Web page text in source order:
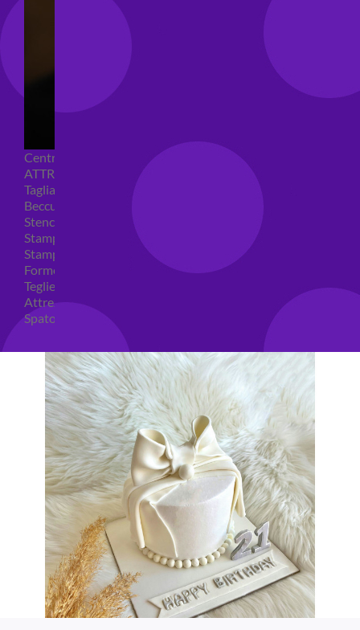
Centrini e Sacchetti Alimentari
ATTREZZI PER DOLCI
Tagliapasta
Beccucci e Sac à poche
Stencil per torte
Stampi ad espulsione
Stampi in silicone
Forme per cioccolato
Teglie per torte
Attrezzi cake design
Spatole ed accessori per decorare